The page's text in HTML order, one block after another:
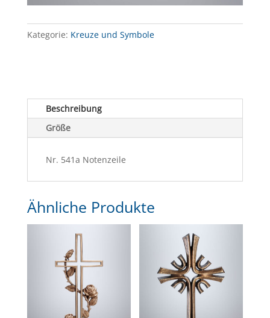
Kategorie: Kreuze und Symbole
Beschreibung
Größe
Nr. 541a Notenzeile
Ähnliche Produkte